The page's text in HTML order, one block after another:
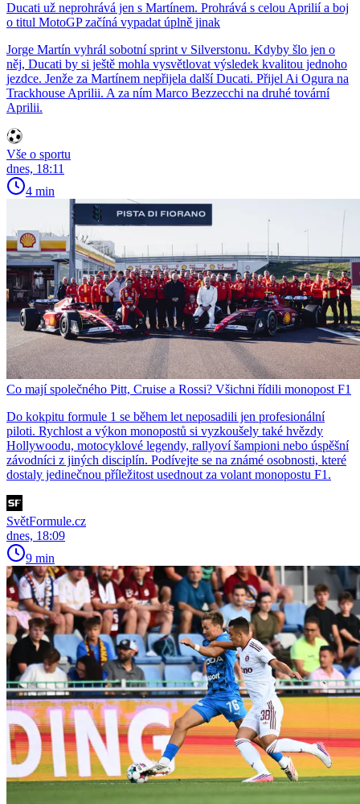
Ducati už neprohrává jen s Martínem. Prohrává s celou Aprilií a boj
o titul MotoGP začíná vypadat úplně jinak
Jorge Martín vyhrál sobotní sprint v Silverstonu. Kdyby šlo jen o
něj, Ducati by si ještě mohla vysvětlovat výsledek kvalitou jednoho
jezdce. Jenže za Martínem nepřijela další Ducati. Přijel Ai Ogura na
Trackhouse Aprilii. A za ním Marco Bezzecchi na druhé tovární
Aprilii.
Vše o sportu
dnes, 18:11
4 min
Co mají společného Pitt, Cruise a Rossi? Všichni řídili monopost F1
Do kokpitu formule 1 se během let neposadili jen profesionální
piloti. Rychlost a výkon monopostů si vyzkoušely také hvězdy
Hollywoodu, motocyklové legendy, rallyoví šampioni nebo úspěšní
závodníci z jiných disciplín. Podívejte se na známé osobnosti, které
dostaly jedinečnou příležitost usednout za volant monopostu F1.
SvětFormule.cz
dnes, 18:09
9 min